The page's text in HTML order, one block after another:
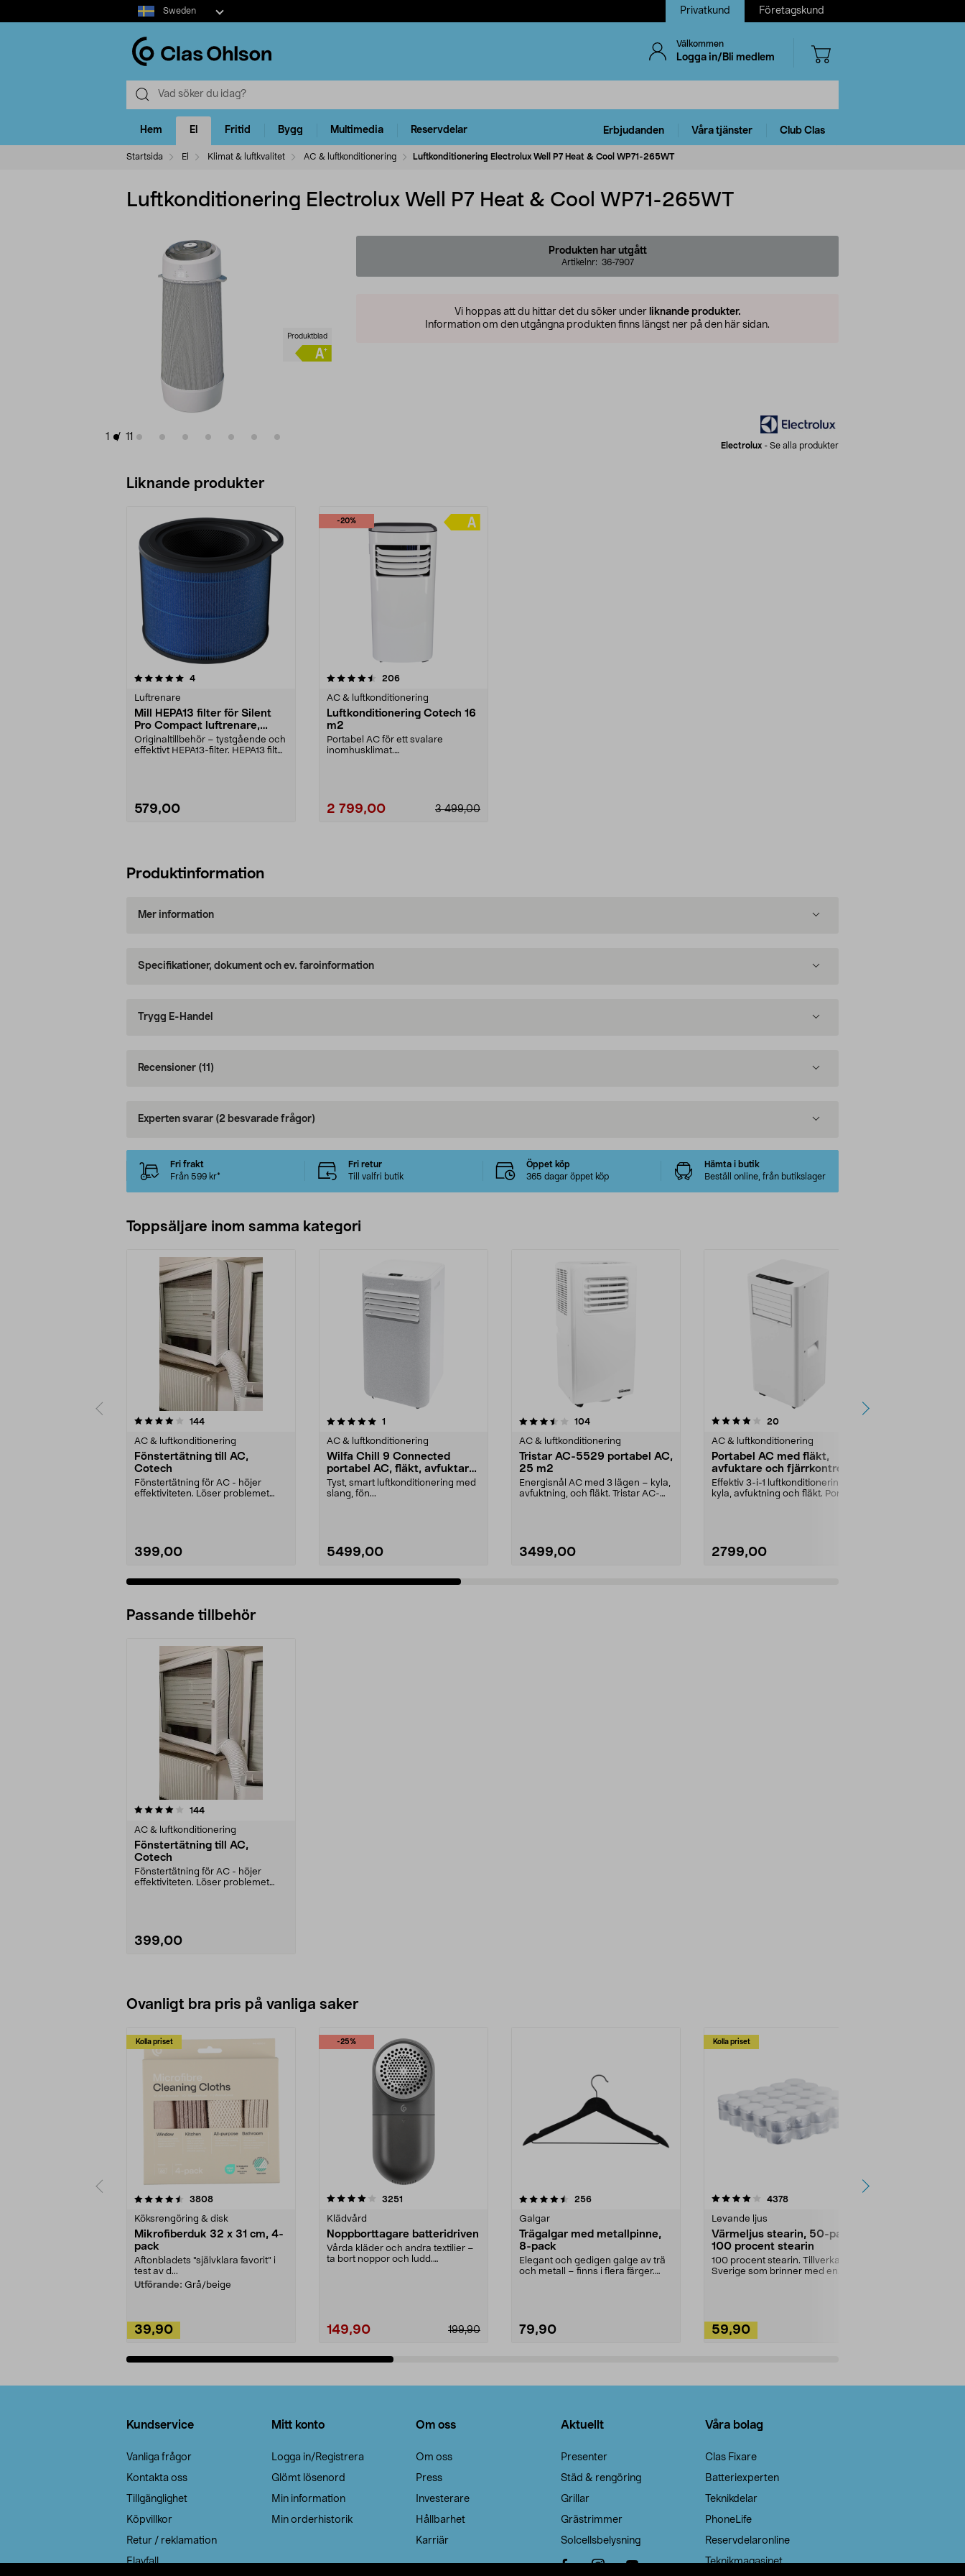
Select
market
Sweden Privatkund Företagskund
Välkommen
Logga in/Bli medlem
Hem El Fritid Bygg Multimedia Reservdelar Erbjudanden Våra tjänster Club Clas
Startsida El Klimat & luftkvalitet AC & luftkonditionering Luftkonditionering Electrolux Well P7 Heat & Cool WP71-265WT
Luftkonditionering Electrolux Well P7 Heat & Cool WP71-265WT
Produktblad
1 / 11
Produkten har utgått
Artikelnr: 36-7907
Vi hoppas att du hittar det du söker under liknande produkter.
Information om den utgångna produkten finns längst ner på den här sidan.
Electrolux - Se alla produkter
Liknande produkter
4recensioner
Luftrenare
Mill HEPA13 filter för Silent
Pro Compact luftrenare,
H13ABAC Compact
Originaltillbehör – tystgående och
effektivt HEPA13-filter. HEPA13 filter
579,00
-20%
4.5av 5 stjärnor 206recensioner
AC & luftkonditionering
Luftkonditionering Cotech 16
m2
Portabel AC för ett svalare
inomhusklimat.
3 499,00
2 799,00
Produktinformation
Mer information
Specifikationer, dokument och ev. faroinformation
Trygg E-Handel
Recensioner (11)
Experten svarar (2 besvarade frågor)
Fri frakt
Från 599 kr*
Fri retur
Till valfri butik
Öppet köp
365 dagar öppet köp
Hämta i butik
Beställ online, från butikslager
Toppsäljare inom samma kategori
144recensioner
AC & luftkonditionering
Fönstertätning till AC,
Cotech
Fönstertätning för AC - höjer
effektiviteten. Löser problemet
399,00
5.0 av 5 stjärnor 1
AC & luftkonditionering
Wilfa Chill 9 Connected
portabel AC, fläkt, avfuktare,
25 m2
Tyst, smart luftkonditionering med
slang, fön...
5499,00
3.5 av 5 stjärnor 104recensioner
AC & luftkonditionering
Tristar AC-5529 portabel AC,
25 m2
Energisnål AC med 3 lägen – kyla,
avfuktning, och fläkt. Tristar AC-
3499,00
4.0 av 5 stjärnor 20recensioner
AC & luftkonditionering
Portabel AC med fläkt,
avfuktare och fjärrkontroll,
20 m2
Effektiv 3-i-1 luftkonditionering –
kyla, avfuktning och fläkt. Portabel
2799,00
4.0 av 5 stjärnor
Passande tillbehör
144recensioner
AC & luftkonditionering
Fönstertätning till AC,
Cotech
Fönstertätning för AC - höjer
effektiviteten. Löser problemet
399,00
Ovanligt bra pris på vanliga saker
Kolla priset
3808recensioner
Köksrengöring & disk
Mikrofiberduk 32 x 31 cm, 4-
pack
Aftonbladets "självklara favorit” i
test av d...
Utförande: Grå/beige
39,90
-25%
4.0av 5 stjärnor 3251
Klädvård
Noppborttagare batteridriven
Vårda kläder och andra textilier –
ta bort noppor och ludd.
199,90
149,90
4.5av 5 stjärnor 256recensioner
Galgar
Trägalgar med metallpinne,
8-pack
Elegant och gedigen galge av trä
och metall – finns i flera färger.
79,90
Kolla priset
4.0av 5 stjärnor 4378recensioner
Levande ljus
Värmeljus stearin, 50-pack,
100 procent stearin
100 procent stearin. Tillverkade i
Sverige som brinner med en
59,90
4.5av 5 stjärnor
Kundservice
Vanliga frågor
Kontakta oss
Tillgänglighet
Köpvillkor
Retur / reklamation
Elavfall
Mitt konto
Logga in/Registrera
Glömt lösenord
Min information
Min orderhistorik
Om oss
Om oss
Press
Investerare
Hållbarhet
Karriär
Aktuellt
Presenter
Städ & rengöring
Grillar
Grästrimmer
Solcellsbelysning
Våra bolag
Clas Fixare
Batteriexperten
Teknikdelar
PhoneLife
Reservdelaronline
Teknikmagasinet